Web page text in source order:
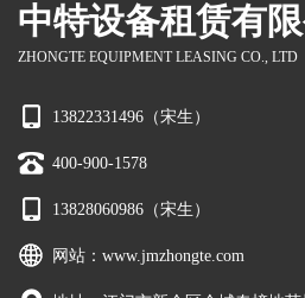
中特设备租赁有限
ZHONGTE EQUIPMENT LEASING CO., LTD
13822331496（宋生）
400-900-1578
13828060986（宋生）
网站： www.jmzhongte.com